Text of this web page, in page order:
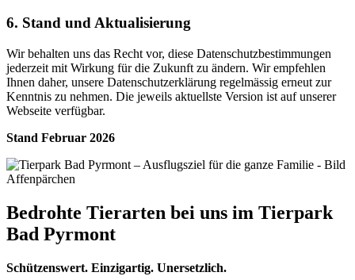
6. Stand und Aktualisierung
Wir behalten uns das Recht vor, diese Datenschutzbestimmungen
jederzeit mit Wirkung für die Zukunft zu ändern. Wir empfehlen
Ihnen daher, unsere Datenschutzerklärung regelmässig erneut zur
Kenntnis zu nehmen. Die jeweils aktuellste Version ist auf unserer
Webseite verfügbar.
Stand Februar 2026
Bedrohte Tierarten bei uns im Tierpark
Bad Pyrmont
Schützenswert. Einzigartig. Unersetzlich.